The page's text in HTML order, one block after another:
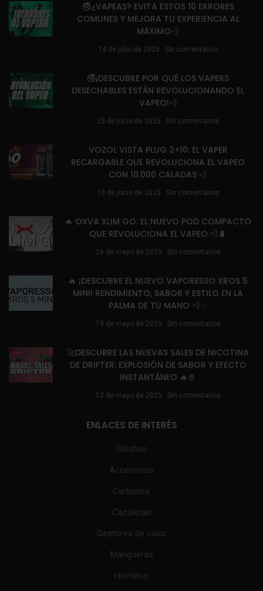
🚭¿VAPEAS? EVITA ESTOS 10 ERRORES
COMUNES Y MEJORA TU EXPERIENCIA AL
MÁXIMO💨
14 de julio de 2025 Sin comentarios
🚭¡DESCUBRE POR QUÉ LOS VAPERS
DESECHABLES ESTÁN REVOLUCIONANDO EL
VAPEO!💨
25 de junio de 2025 Sin comentarios
VOZOL VISTA PLUG 2+10: EL VAPER
RECARGABLE QUE REVOLUCIONA EL VAPEO
CON 10.000 CALADAS 💨
10 de junio de 2025 Sin comentarios
🔥 OXVA XLIM GO: EL NUEVO POD COMPACTO
QUE REVOLUCIONA EL VAPEO 💨🔋
26 de mayo de 2025 Sin comentarios
🔥 ¡DESCUBRE EL NUEVO VAPORESSO XROS 5
MINI! RENDIMIENTO, SABOR Y ESTILO EN LA
PALMA DE TU MANO 💨✨
19 de mayo de 2025 Sin comentarios
🚀DESCUBRE LAS NUEVAS SALES DE NICOTINA
DE DRIFTER: EXPLOSIÓN DE SABOR Y EFECTO
INSTANTÁNEO 🔥🧂
12 de mayo de 2025 Sin comentarios
ENLACES DE INTERÉS
Shishas
Accesorios
Carbones
Cazoletas
Gestores de calor
Mangueras
Hornillos